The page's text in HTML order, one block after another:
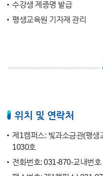
수강생 제증명 발급
평생교육원 기자재 관리
위치 및 연락처
제1캠퍼스: 빛과소금관(평생
1030호
전화번호: 031-870-교내번호